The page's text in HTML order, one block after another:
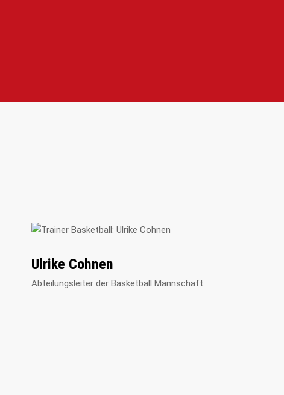
Ulrike Cohnen
Abteilungsleiter der Basketball Mannschaft